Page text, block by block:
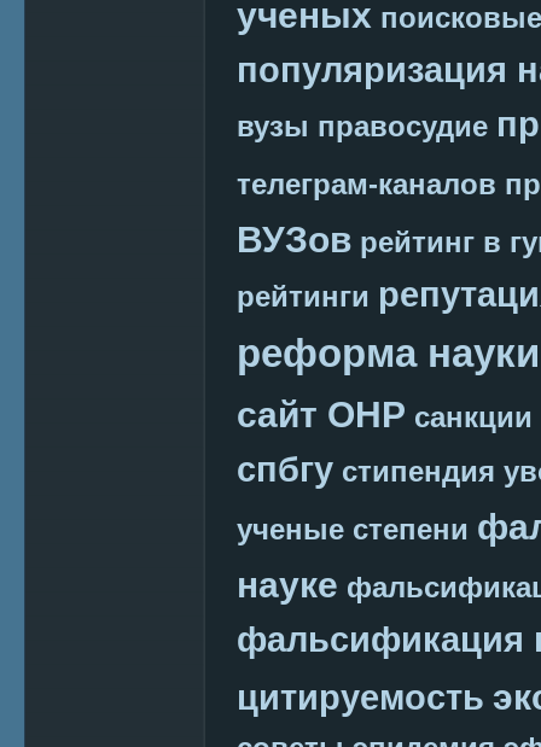
ученых
популяризация
вузы правосудие
телеграм-каналов
ВУЗов рейтинг в
рейтинги
реформа науки
сайт ОНР санкции
спбгу стипендия
ученые степени
науке
фальсификация
цитируемость